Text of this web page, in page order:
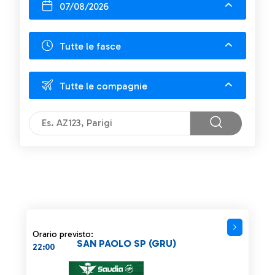
07/08/2026
Tutte le fasce
Tutte le compagnie
Orario previsto:
22:00
SAN PAOLO SP (GRU)